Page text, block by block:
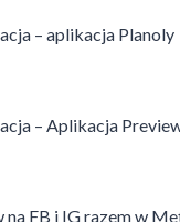
na Instagramie
na rozruszanie
uzupełniania w PDF
marki w
– aplikacja Planoly
– Aplikacja
FB i IG razem w